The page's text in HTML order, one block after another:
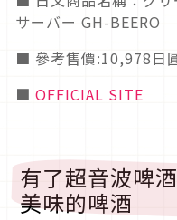
サーバー GH-BEERO
■ 參考售價:10,978日
■ OFFICIAL SITE
有了超音波啤
美味的啤酒